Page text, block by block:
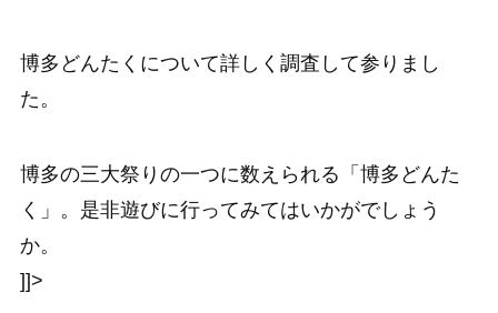
博多どんたくについて詳しく調査して参りまし
た。
博多の三大祭りの一つに数えられる「博多どんた
く」。是非遊びに行ってみてはいかがでしょう
か。
]]>